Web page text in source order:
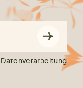
Datenverarbeitung.